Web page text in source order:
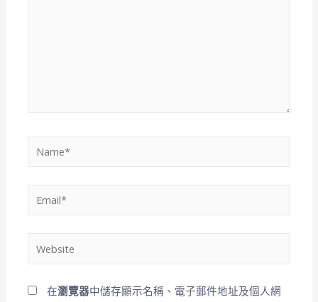
在瀏覽器中儲存顯示名稱、電子郵件地址及個人網